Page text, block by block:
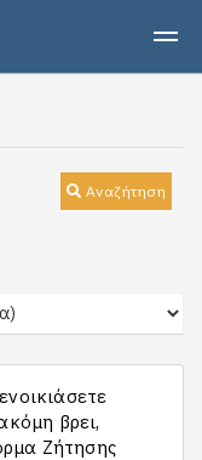
Αναζήτηση
βρει,
Ζήτησης